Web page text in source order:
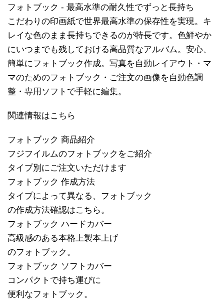
フォトブック - 最高水準の耐久性でずっと長持ち
こだわりの印画紙で世界最高水準の保存性を実現。キ
レイな色のまま長持ちできるのが特長です。色鮮やか
にいつまでも残しておける高品質なアルバム。安心、
簡単にフォトブック作成。写真を自動レイアウト・マ
マのためのフォトブック・ご注文の画像を自動色調
整・専用ソフトで手軽に編集。
関連情報はこちら
フォトブック 商品紹介
フジフイルムのフォトブックをご紹介
タイプ別にご注文いただけます
フォトブック 作成方法
タイプによって異なる、フォトブック
の作成方法確認はこちら。
フォトブック ハードカバー
高級感のある本格上製本上げ
のフォトブック。
フォトブック ソフトカバー
コンパクトで持ち運びに
便利なフォトブック。